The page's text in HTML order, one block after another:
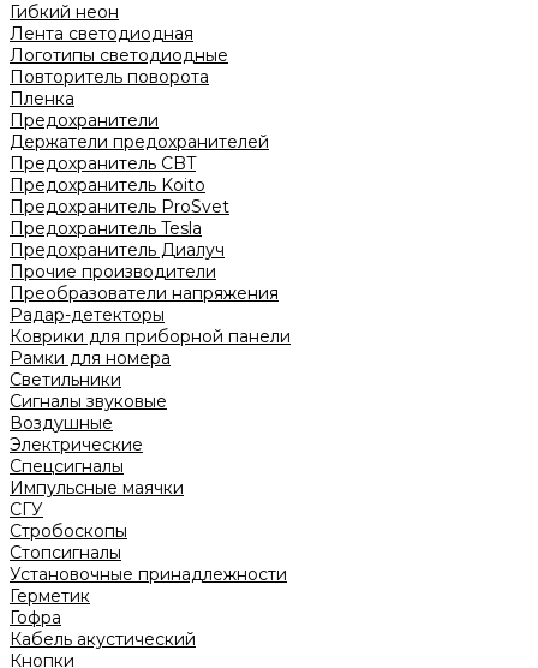
Гибкий неон
Лента светодиодная
Логотипы светодиодные
Повторитель поворота
Пленка
Предохранители
Держатели предохранителей
Предохранитель CBT
Предохранитель Koito
Предохранитель ProSvet
Предохранитель Tesla
Предохранитель Диалуч
Прочие производители
Преобразователи напряжения
Радар-детекторы
Коврики для приборной панели
Рамки для номера
Светильники
Сигналы звуковые
Воздушные
Электрические
Спецсигналы
Импульсные маячки
СГУ
Стробоскопы
Стопсигналы
Установочные принадлежности
Герметик
Гофра
Кабель акустический
Кнопки